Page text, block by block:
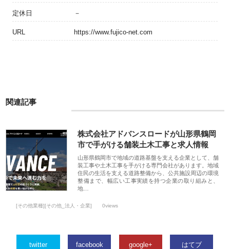
定休日 －
URL https://www.fujico-net.com
関連記事
株式会社アドバンスロードが山形県鶴岡
市で手がける舗装土木工事と求人情報
山形県鶴岡市で地域の道路基盤を支える企業として、舗
装工事や土木工事を手がける専門会社があります。地域
住民の生活を支える道路整備から、公共施設周辺の環境
整備まで、幅広い工事実績を持つ企業の取り組みと、
地…
[その他業種][その他_法人・企業] 0views
twitter facebook google+ はてブ